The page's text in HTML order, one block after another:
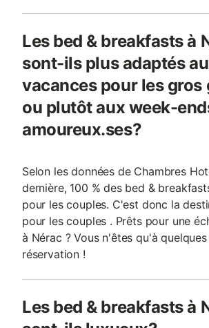
Les bed & breakfasts à
sont-ils plus adaptés
vacances pour les gros
ou plutôt aux week-
amoureux.ses?
Selon les données de Chambres
dernière, 100 % des bed &
pour les couples. C'est donc la
pour les couples . Prêts pour une
à Nérac ? Vous n'êtes qu'à
réservation !
Les bed & breakfasts à